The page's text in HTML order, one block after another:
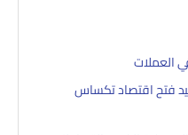
العملات
فتح اقتصاد تكساس